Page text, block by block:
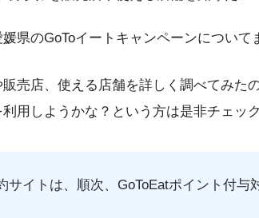
県のGoToイートキャンペーンについて
売店、使える店舗を詳しく調べてみた
用しようかな？という方は是非チェッ
サイトは、順次、GoToEatポイント付与